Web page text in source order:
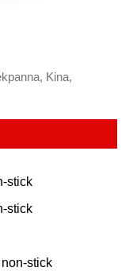
Kina,
stick
stick
stick